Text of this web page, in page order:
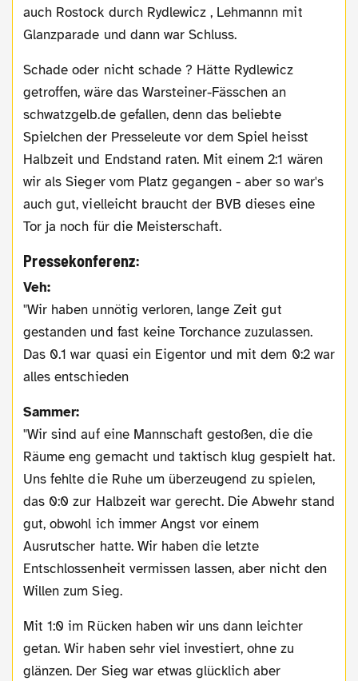
auch Rostock durch Rydlewicz , Lehmannn mit
Glanzparade und dann war Schluss.
Schade oder nicht schade ? Hätte Rydlewicz
getroffen, wäre das Warsteiner-Fässchen an
schwatzgelb.de gefallen, denn das beliebte
Spielchen der Presseleute vor dem Spiel heisst
Halbzeit und Endstand raten. Mit einem 2:1 wären
wir als Sieger vom Platz gegangen - aber so war's
auch gut, vielleicht braucht der BVB dieses eine
Tor ja noch für die Meisterschaft.
Pressekonferenz:
Veh:
"Wir haben unnötig verloren, lange Zeit gut
gestanden und fast keine Torchance zuzulassen.
Das 0.1 war quasi ein Eigentor und mit dem 0:2 war
alles entschieden
Sammer:
"Wir sind auf eine Mannschaft gestoßen, die die
Räume eng gemacht und taktisch klug gespielt hat.
Uns fehlte die Ruhe um überzeugend zu spielen,
das 0:0 zur Halbzeit war gerecht. Die Abwehr stand
gut, obwohl ich immer Angst vor einem
Ausrutscher hatte. Wir haben die letzte
Entschlossenheit vermissen lassen, aber nicht den
Willen zum Sieg.
Mit 1:0 im Rücken haben wir uns dann leichter
getan. Wir haben sehr viel investiert, ohne zu
glänzen. Der Sieg war etwas glücklich aber